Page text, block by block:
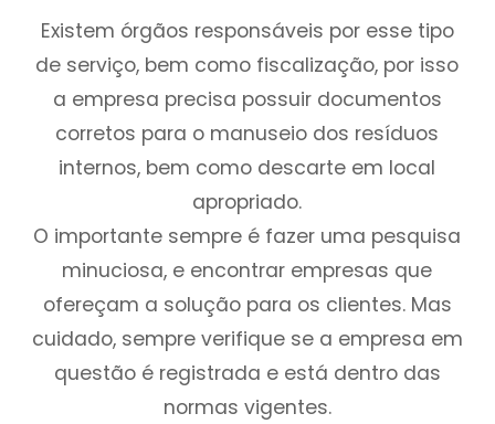
Existem órgãos responsáveis por esse tipo
de serviço, bem como fiscalização, por isso
a empresa precisa possuir documentos
corretos para o manuseio dos resíduos
internos, bem como descarte em local
apropriado.
O importante sempre é fazer uma pesquisa
minuciosa, e encontrar empresas que
ofereçam a solução para os clientes. Mas
cuidado, sempre verifique se a empresa em
questão é registrada e está dentro das
normas vigentes.